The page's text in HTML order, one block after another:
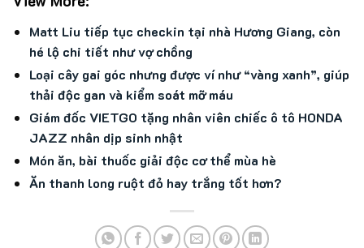
Matt Liu tiếp tục checkin tại nhà Hương Giang, còn
hé lộ chi tiết như vợ chồng
Loại cây gai góc nhưng được ví như “vàng xanh”, giúp
thải độc gan và kiểm soát mỡ máu
Giám đốc VIETGO tặng nhân viên chiếc ô tô HONDA
JAZZ nhân dịp sinh nhật
Món ăn, bài thuốc giải độc cơ thể mùa hè
Ăn thanh long ruột đỏ hay trắng tốt hơn?